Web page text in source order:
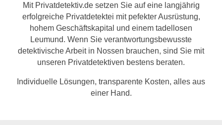
Mit Privatdetektiv.de setzen Sie auf eine langjährig
erfolgreiche Privatdetektei mit pefekter Ausrüstung,
hohem Geschäftskapital und einem tadellosen
Leumund. Wenn Sie verantwortungsbewusste
detektivische Arbeit in Nossen brauchen, sind Sie mit
unseren Privatdetektiven bestens beraten.
Individuelle Lösungen, transparente Kosten, alles aus
einer Hand.